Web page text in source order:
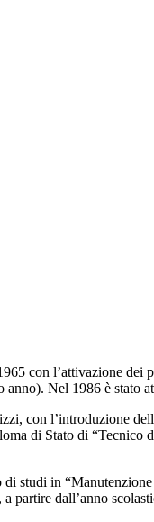
con l’attivazione
Nel 1986 è stato
con l’introduzione
di Stato di
in
partire dall’anno